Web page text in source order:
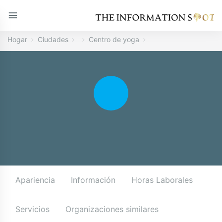
Hogar Ciudades Centro de yoga
Apariencia Información Horas Laborales
Servicios Organizaciones similares